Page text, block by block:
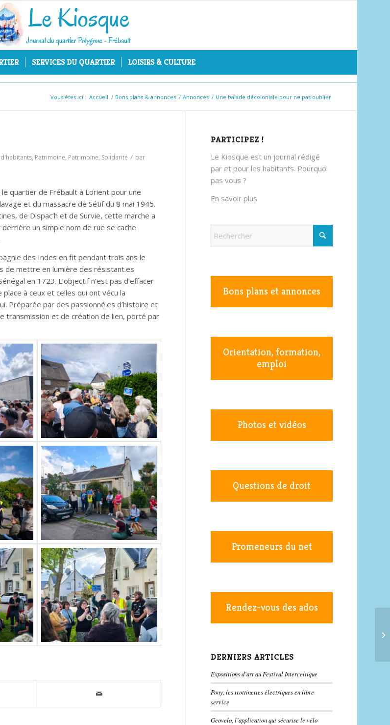
SERVICES DU QUARTIER LOISIRS & CULTURE
Vous êtes ici : Accueil / Bons plans & annonces / Annonces / Une balade décoloniale pour ne pas oublier
, Patrimoine, Patrimoine, Solidarité / par
quartier de Frébault à Lorient pour une
et du massacre de Sétif du 8 mai 1945.
de Dispac’h et de Survie, cette marche a
un simple nom de rue se cache
des Indes en fit pendant trois ans le
de mettre en lumière des résistant.es
en 1723. L’objectif n’est pas d’effacer
à ceux et celles qui ont vécu la
Préparée par des passionné.es d’histoire et
transmission et de création de lien, porté par
PARTICIPEZ !
Le Kiosque est un journal rédigé
par et pour les habitants. Pourquoi
pas vous ?
En savoir plus
Bons plans et annonces
Orientation, formation,
emploi
Photos et vidéos
Questions de droit
Promeneurs du net
Rendez-vous des ados
DERNIERS ARTICLES
Expositions d’art au Festival Interceltique
Pony, les trottinettes électriques en libre
service
Geovelo, l’application qui sécurise le vélo